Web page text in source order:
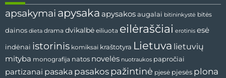
apsakymai apysaka apysakos augalai bitininkystė bitės
dainos dieta drama dvikalbė eiliuota eilėraščiai erotinis esė
indėnai istorinis komiksai kraštotyra Lietuva lietuvių
mityba monografija natos novelės nuotraukos papročiai
partizanai pasaka pasakos pažintinė pjesė pjesės plona